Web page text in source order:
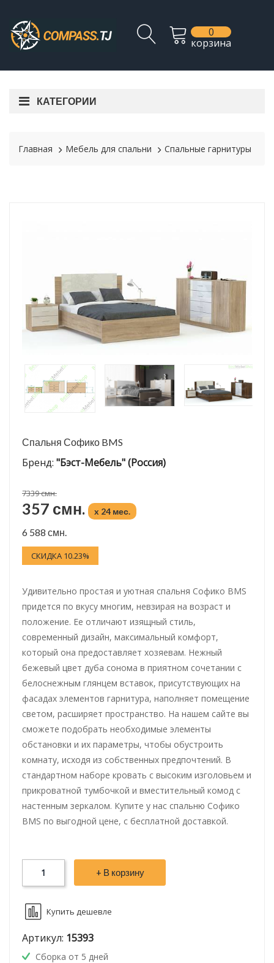
0
корзина
КАТЕГОРИИ
Главная Мебель для спальни Спальные гарнитуры
Спальня Софико BMS
Бренд: "Бэст-Мебель" (Россия)
7339 смн.
357 смн. x 24 мес.
6 588 смн.
СКИДКА 10.23%
Удивительно простая и уютная спальня Софико BMS
придется по вкусу многим, невзирая на возраст и
положение. Ее отличают изящный стиль,
современный дизайн, максимальный комфорт,
который она предоставляет хозяевам. Нежный
бежевый цвет дуба сонома в приятном сочетании с
белоснежным глянцем вставок, присутствующих на
фасадах элементов гарнитура, наполняет помещение
светом, расширяет пространство. На нашем сайте вы
сможете подобрать необходимые элементы
обстановки и их параметры, чтобы обустроить
комнату, исходя из собственных предпочтений. В
стандартном наборе кровать с высоким изголовьем и
прикроватной тумбочкой и вместительный комод с
настенным зеркалом. Купите у нас спальню Софико
BMS по выгодной цене, с бесплатной доставкой.
+ В корзину
Купить дешевле
Артикул: 15393
Сборка от 5 дней